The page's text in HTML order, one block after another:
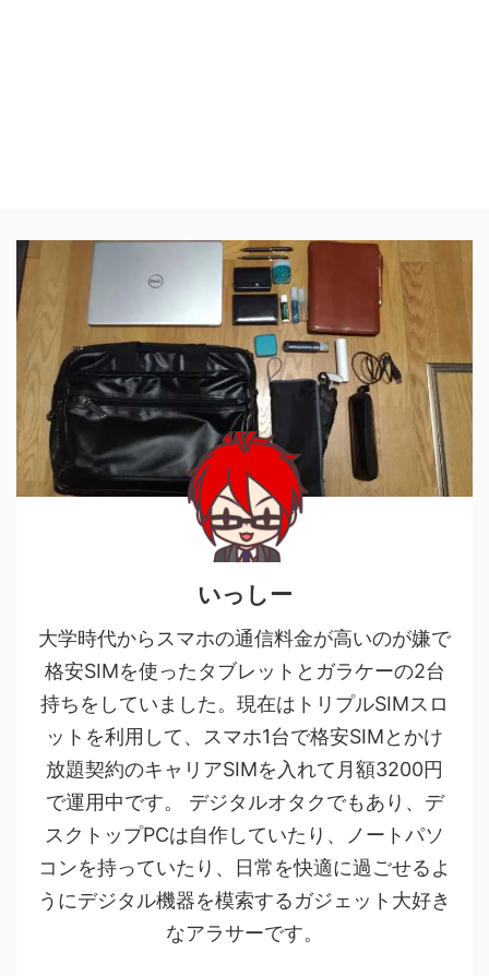
いっしー
大学時代からスマホの通信料金が高いのが嫌で
格安SIMを使ったタブレットとガラケーの2台
持ちをしていました。現在はトリプルSIMスロ
ットを利用して、スマホ1台で格安SIMとかけ
放題契約のキャリアSIMを入れて月額3200円
で運用中です。 デジタルオタクでもあり、デ
スクトップPCは自作していたり、ノートパソ
コンを持っていたり、日常を快適に過ごせるよ
うにデジタル機器を模索するガジェット大好き
なアラサーです。